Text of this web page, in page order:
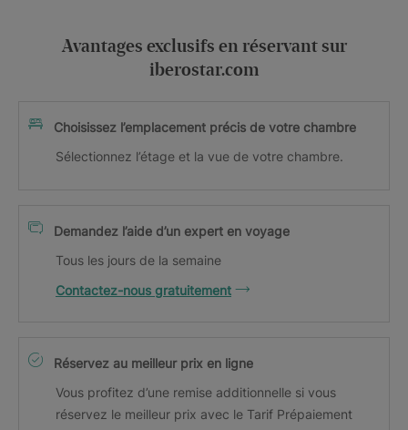
Avantages exclusifs en réservant sur
iberostar.com
Choisissez l’emplacement précis de votre chambre
Sélectionnez l’étage et la vue de votre chambre.
Demandez l’aide d’un expert en voyage
Tous les jours de la semaine
Contactez-nous gratuitement
Réservez au meilleur prix en ligne
Vous profitez d’une remise additionnelle si vous
réservez le meilleur prix avec le Tarif Prépaiement